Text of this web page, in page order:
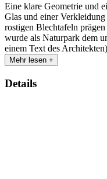
Eine klare Geometrie und
Glas und einer
rostigen Blechtafeln
wurde als Naturpark dem
einem Text des Architekten)
Mehr lesen +
Details